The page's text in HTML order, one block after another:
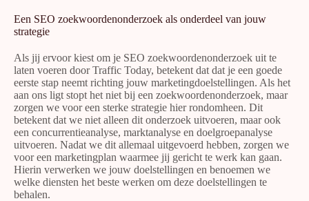
Een SEO zoekwoordenonderzoek als onderdeel van jouw
strategie
Als jij ervoor kiest om je SEO zoekwoordenonderzoek uit te
laten voeren door Traffic Today, betekent dat dat je een goede
eerste stap neemt richting jouw marketingdoelstellingen. Als het
aan ons ligt stopt het niet bij een zoekwoordenonderzoek, maar
zorgen we voor een sterke strategie hier rondomheen. Dit
betekent dat we niet alleen dit onderzoek uitvoeren, maar ook
een concurrentieanalyse, marktanalyse en doelgroepanalyse
uitvoeren. Nadat we dit allemaal uitgevoerd hebben, zorgen we
voor een marketingplan waarmee jij gericht te werk kan gaan.
Hierin verwerken we jouw doelstellingen en benoemen we
welke diensten het beste werken om deze doelstellingen te
behalen.